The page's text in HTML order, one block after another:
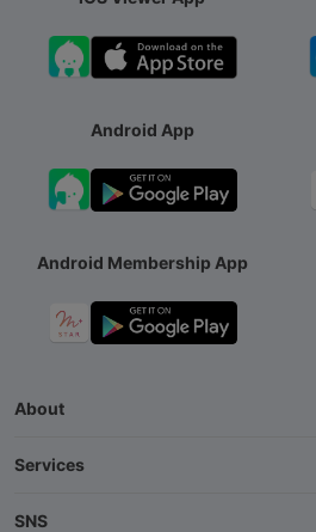
Android App
Android Membership App
About
Services
SNS